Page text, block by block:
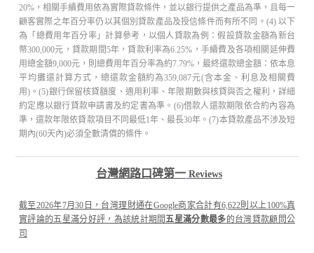
20%，相關手續費用依為實際貸款條件，並以銀行提供之產品為準，且每一
顧客實際之年百分率仍以其個別貸款產品及授信條件而有所不同。(4) 以下
為「總費用年百分率」計算參考，以個人貸款為例：假設貸款金額為新台
幣300,000元，貸款期間5年，貸款利率為6.25%，手續費及各項相關延伸費
用總金額9,000元，則總費用年百分率為約7.79%，最終還款總金額：依本息
平均攤還計算方式，總還款金額約為359,087元(含本金、利息及相關費
用)。(5)銀行保留核貸額度、適用利率、年限期數與核貸與否之權利，詳細
約定應以銀行貸款申請書及約定書為準。(6)借款人還款期限依合約內容為
準，還款年限依貸款項目不同最低1年、最長30年。(7)本貸款產品不涉及短
期內(60天內)必須全數清償的條件。
台灣網路口碑第一 Reviews
截至2026年7月30日，台灣理財通在Google商家合計有6,622則以上100%真
實評論的五星滿分好評，為該統計期間五星滿分數最多的台灣貸款顧問公
司